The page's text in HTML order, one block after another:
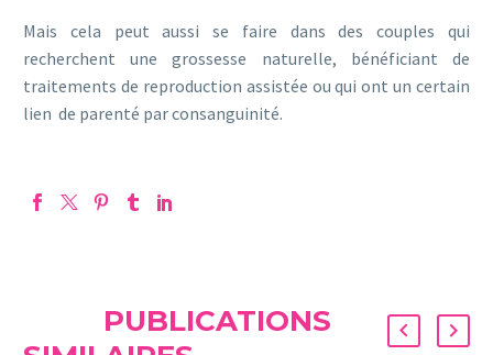
Mais cela peut aussi se faire dans des couples qui
recherchent une grossesse naturelle, bénéficiant de
traitements de reproduction assistée ou qui ont un certain
lien de parenté par consanguinité.
PUBLICATIONS